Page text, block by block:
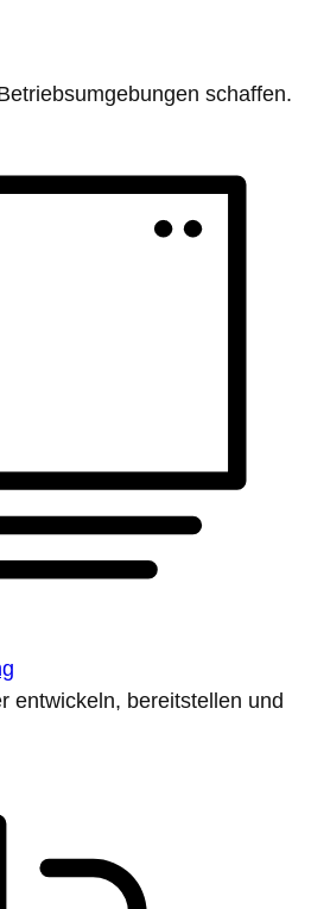
schaffen.
entwickeln, bereitstellen und